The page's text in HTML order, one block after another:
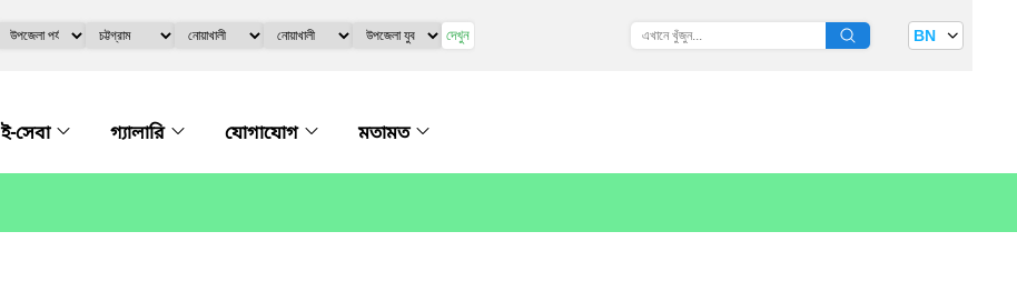
দেখুন BN
ই-সেবা গ্যালারি যোগাযোগ মতামত